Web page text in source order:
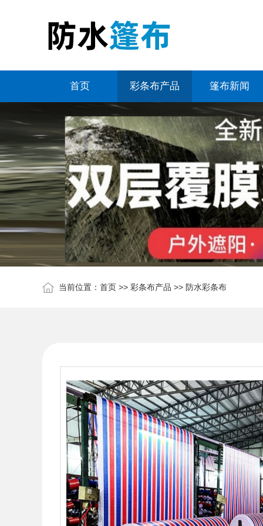
首页 彩条布产品 篷布新闻
当前位置： 首页 >> 彩条布产品 >> 防水彩条布